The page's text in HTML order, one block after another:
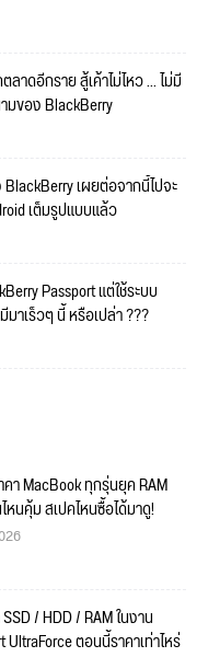
าดอีกราย สู้เค้าไม่ไหว ... ไม่มี
มของ BlackBerry
เผยต่อจากนี้ไปจะ
เต็มรูปแบบแล้ว
Passport แต่ใช้ระบบ
าเร็วๆ นี้ หรือเปล่า ???
า MacBook ทุกรุ่นยุค RAM
หนคุ้ม สเปคไหนซื้อได้มาดู!
/ HDD / RAM ในงาน
UltraForce ตอนนี้ราคาเท่าไหร่